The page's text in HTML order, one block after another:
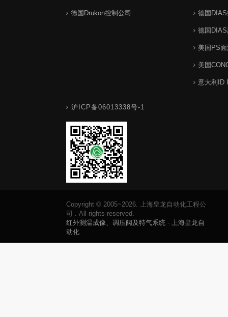
德国Drukon控制公司 德国
德国
美国PS
美国
意大利ID
沪ICP备06013338号-1
Copyright © 2005~2026. 上海皇龙自动化工程公
司 . All rights reserved.
红外测温成像、调压阀及特气系统 - 上海皇龙自
动化